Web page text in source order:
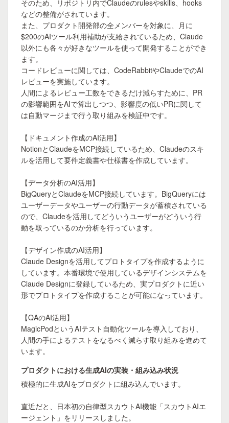
そのため、リポジトリ内でClaudeのrulesやskills、hooks
などの整備がされています。
また、プロダクト開発部の全メンバーを対象に、月に
$200のAIツール利用補助が支給されているため、Claude
以外にも各々が好きなツールを使って開発することができ
ます。
コードレビューに関しては、CodeRabbitやClaudeでのAI
レビューを実施しています。
人間によるレビュー工数をできるだけ減らすために、PR
の影響範囲をAIで算出しつつ、影響度の低いPRに関して
は自動マージまで行う取り組みを検証中です。
【ドキュメント作成のAI活用】
NotionとClaudeをMCP接続しているため、Claudeのスキ
ルを活用して要件定義書や仕様書を作成しています。
【データ分析のAI活用】
BigQueryとClaudeをMCP接続しています。BigQueryには
ユーザーデータやユーザーの行動データが蓄積されている
ので、Claudeを活用してどういうユーザーがどういう行
動を取っているのか分析を行っています。
【デザイン作成のAI活用】
Claude Designを活用してプロトタイプを作成するように
しています。本番環境で使用しているデザインシステムを
Claude Designに登録しているため、実プロダクトに近い
形でプロトタイプを作成することが可能になっています。
【QAのAI活用】
MagicPodというAIテスト自動化ツールを導入しており、
人間の手によるテストをなるべく減らす取り組みを進めて
います。
プロダクトにおける生成AIの実装・組み込み状況
積極的に生成AIをプロダクトに組み込んでいます。
直近だと、日本初の自律型スカウトAI機能「スカウトAIエ
ージェント」をリリースしました。